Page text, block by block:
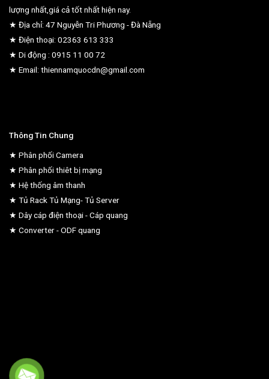
lượng nhất,giá cả tốt nhất hiện nay.
★ Địa chỉ: 47 Nguyễn Tri Phương - Đà Nẵng
★ Điện thoại: 02363 613 333
★ Di động : 0915 11 00 72
★ Email: thiennamquocdn@gmail.com
Thông Tin Chung
★ Phân phối Camera
★ Phân phối thiêt bị mạng
★ Hệ thống âm thanh
★ Tủ Rack Tủ Mạng- Tủ Server
★ Dây cáp điện thoại - Cáp quang
★ Converter - ODF quang